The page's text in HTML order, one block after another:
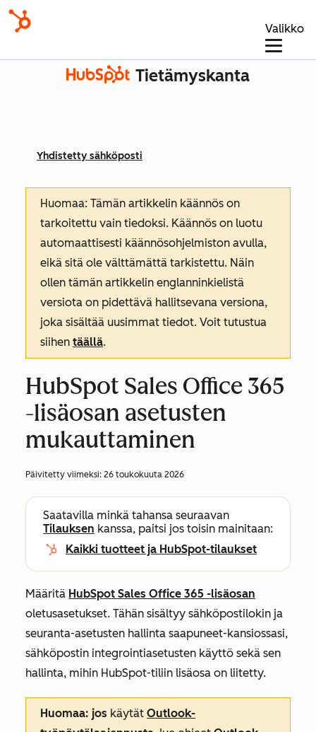
Valikko
Tietämyskanta
Yhdistetty sähköposti
Huomaa: Tämän artikkelin käännös on
tarkoitettu vain tiedoksi. Käännös on luotu
automaattisesti käännösohjelmiston avulla,
eikä sitä ole välttämättä tarkistettu. Näin
ollen tämän artikkelin englanninkielistä
versiota on pidettävä hallitsevana versiona,
joka sisältää uusimmat tiedot. Voit tutustua
siihen täällä.
HubSpot Sales Office 365
-lisäosan asetusten
mukauttaminen
Päivitetty viimeksi: 26 toukokuuta 2026
Saatavilla minkä tahansa seuraavan
Tilauksen kanssa, paitsi jos toisin mainitaan:
Kaikki tuotteet ja HubSpot-tilaukset
Määritä HubSpot Sales Office 365 -lisäosan
oletusasetukset. Tähän sisältyy sähköpostilokin ja
seuranta-asetusten hallinta saapuneet-kansiossasi,
sähköpostin integrointiasetusten käyttö sekä sen
hallinta, mihin HubSpot-tiliin lisäosa on liitetty.
Huomaa: jos käytät Outlook-